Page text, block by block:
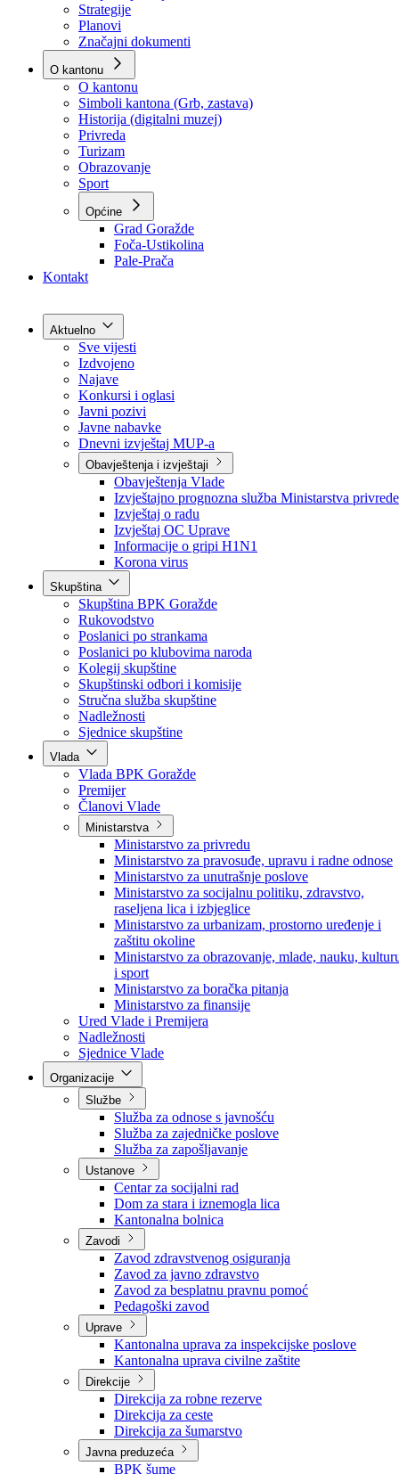
Poslovnik
Program rada Vlade
Ekspoze premijera
Strategije
Planovi
Značajni dokumenti
O kantonu
O kantonu
Simboli kantona (Grb, zastava)
Historija (digitalni muzej)
Privreda
Turizam
Obrazovanje
Sport
Općine
Kontakt
Aktuelno
Sve vijesti
Izdvojeno
Najave
Konkursi i oglasi
Javni pozivi
Javne nabavke
Dnevni izvještaj MUP-a
Obavještenja i izvještaji
Obavještenja Vlade
Izvještajno prognozna služba Ministarstva privrede
Izvještaj o radu
Izvještaj OC Uprave
Informacije o gripi H1N1
Korona virus
Skupština
Skupština BPK Goražde
Rukovodstvo
Poslanici po strankama
Poslanici po klubovima naroda
Kolegij skupštine
Skupštinski odbori i komisije
Stručna služba skupštine
Nadležnosti
Sjednice skupštine
Vlada
Vlada BPK Goražde
Premijer
Članovi Vlade
Ministarstva
Ministarstvo za privredu
Ministarstvo za pravosuđe, upravu i radne odnose
Ministarstvo za unutrašnje poslove
Ministarstvo za socijalnu politiku, zdravstvo,
raseljena lica i izbjeglice
Ministarstvo za urbanizam, prostorno uređenje i
zaštitu okoline
Ministarstvo za obrazovanje, mlade, nauku,
i sport
Ministarstvo za boračka pitanja
Ministarstvo za finansije
Ured Vlade i Premijera
Nadležnosti
Sjednice Vlade
Službe
Služba za odnose s javnošću
Služba za zajedničke poslove
Služba za zapošljavanje
Ustanove
Centar za socijalni rad
Dom za stara i iznemogla lica
Kantonalna bolnica
Zavodi
Zavod zdravstvenog osiguranja
Zavod za javno zdravstvo
Zavod za besplatnu pravnu pomoć
Pedagoški zavod
Uprave
Kantonalna uprava za inspekcijske poslove
Kantonalna uprava civilne zaštite
Direkcije
Direkcija za robne rezerve
Direkcija za ceste